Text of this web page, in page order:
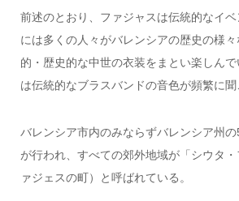
前述のとおり、ファジャスは伝統的なイ
には多くの人々がバレンシアの歴史の様
的・歴史的な中世の衣装をまとい楽しん
は伝統的なブラスバンドの音色が頻繁に聞
バレンシア市内のみならずバレンシア州
が行われ、すべての郊外地域が「シウタ
ァジェスの町）と呼ばれている。